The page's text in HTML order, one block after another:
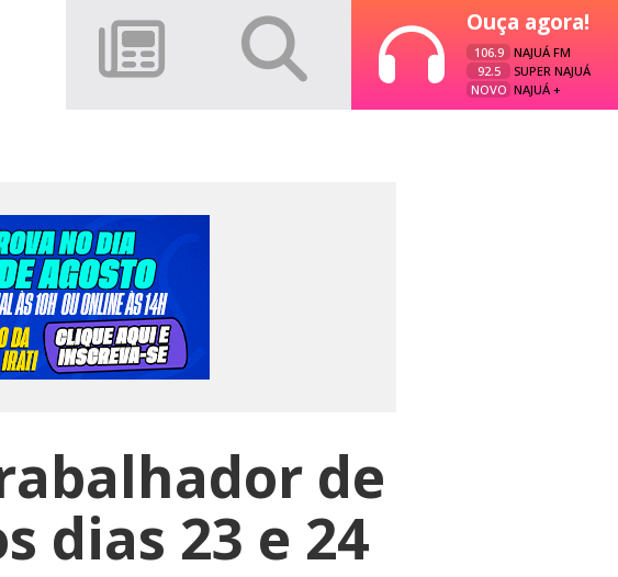
Ouça agora!
106.9
NAJUÁ FM
92.5
SUPER NAJUÁ
NOVO NAJUÁ +
de
dias 23 e 24